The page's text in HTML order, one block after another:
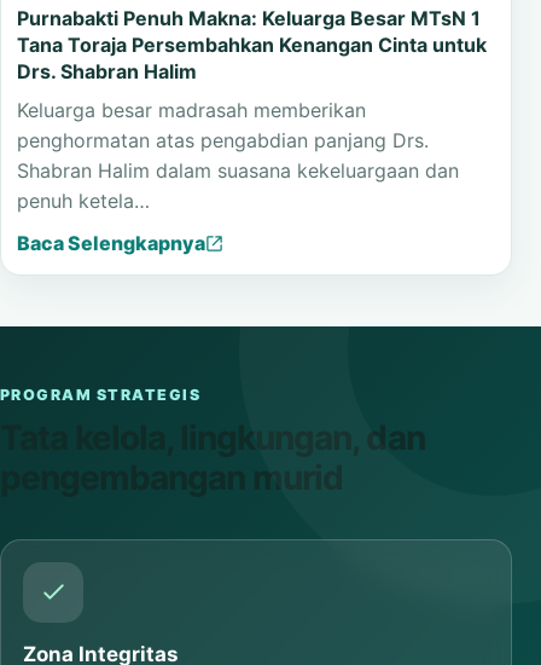
Purnabakti Penuh Makna: Keluarga Besar MTsN 1
Tana Toraja Persembahkan Kenangan Cinta untuk
Drs. Shabran Halim
Keluarga besar madrasah memberikan
penghormatan atas pengabdian panjang Drs.
Shabran Halim dalam suasana kekeluargaan dan
penuh ketela…
Baca Selengkapnya
PROGRAM STRATEGIS
Tata kelola, lingkungan, dan
pengembangan murid
Zona Integritas